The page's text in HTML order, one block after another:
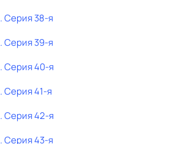
. Серия 38-я
. Серия 39-я
. Серия 40-я
. Серия 41-я
. Серия 42-я
. Серия 43-я